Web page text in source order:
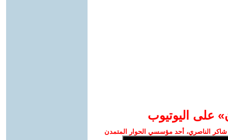
على اليوتيوب
الناصري، أحد مؤسسي الحوار المتمدن